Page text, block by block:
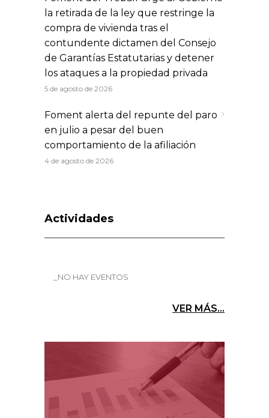
la retirada de la ley que restringe la
compra de vivienda tras el
contundente dictamen del Consejo
de Garantías Estatutarias y detener
los ataques a la propiedad privada
5 de agosto de 2026
Foment alerta del repunte del paro
en julio a pesar del buen
comportamiento de la afiliación
4 de agosto de 2026
Actividades
_NO HAY EVENTOS
VER MÁS...